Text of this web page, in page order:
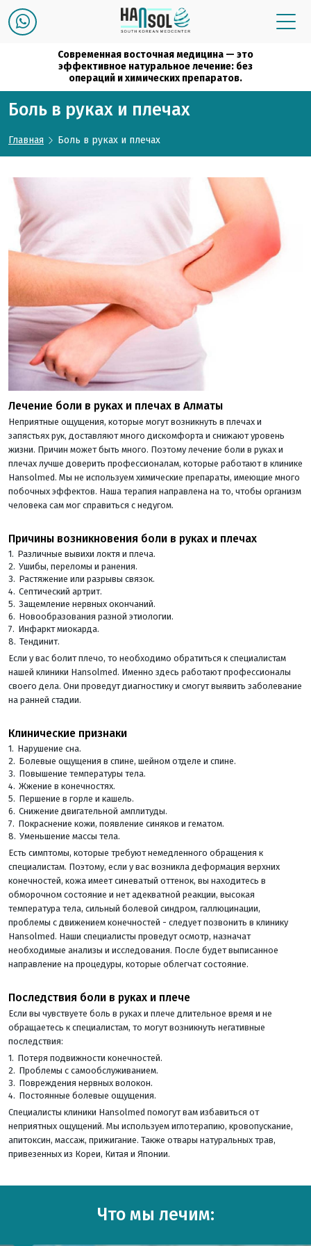
Современная восточная медицина — это
эффективное натуральное лечение: без
операций и химических препаратов.
Боль в руках и плечах
Главная Боль в руках и плечах
Лечение боли в руках и плечах в Алматы
Неприятные ощущения, которые могут возникнуть в плечах и
запястьях рук, доставляют много дискомфорта и снижают уровень
жизни. Причин может быть много. Поэтому лечение боли в руках и
плечах лучше доверить профессионалам, которые работают в клинике
Hansolmed. Мы не используем химические препараты, имеющие много
побочных эффектов. Наша терапия направлена на то, чтобы организм
человека сам мог справиться с недугом.
Причины возникновения боли в руках и плечах
Различные вывихи локтя и плеча.
Ушибы, переломы и ранения.
Растяжение или разрывы связок.
Септический артрит.
Защемление нервных окончаний.
Новообразования разной этиологии.
Инфаркт миокарда.
Тендинит.
Если у вас болит плечо, то необходимо обратиться к специалистам
нашей клиники Hansolmed. Именно здесь работают профессионалы
своего дела. Они проведут диагностику и смогут выявить заболевание
на ранней стадии.
Клинические признаки
Нарушение сна.
Болевые ощущения в спине, шейном отделе и спине.
Повышение температуры тела.
Жжение в конечностях.
Першение в горле и кашель.
Снижение двигательной амплитуды.
Покраснение кожи, появление синяков и гематом.
Уменьшение массы тела.
Есть симптомы, которые требуют немедленного обращения к
специалистам. Поэтому, если у вас возникла деформация верхних
конечностей, кожа имеет синеватый оттенок, вы находитесь в
обморочном состояние и нет адекватной реакции, высокая
температура тела, сильный болевой синдром, галлюцинации,
проблемы с движением конечностей - следует позвонить в клинику
Hansolmed. Наши специалисты проведут осмотр, назначат
необходимые анализы и исследования. После будет выписанное
направление на процедуры, которые облегчат состояние.
Последствия боли в руках и плече
Если вы чувствуете боль в руках и плече длительное время и не
обращаетесь к специалистам, то могут возникнуть негативные
последствия:
Потеря подвижности конечностей.
Проблемы с самообслуживанием.
Повреждения нервных волокон.
Постоянные болевые ощущения.
Специалисты клиники Hansolmed помогут вам избавиться от
неприятных ощущений. Мы используем иглотерапию, кровопускание,
апитоксин, массаж, прижигание. Также отвары натуральных трав,
привезенных из Кореи, Китая и Японии.
Что мы лечим: